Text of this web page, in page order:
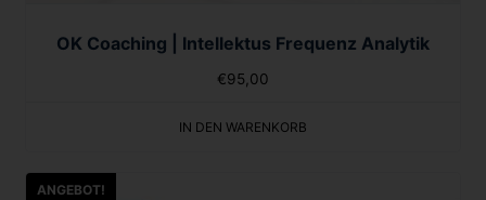
OK Coaching | Intellektus Frequenz Analytik
€95,00
IN DEN WARENKORB
ANGEBOT!